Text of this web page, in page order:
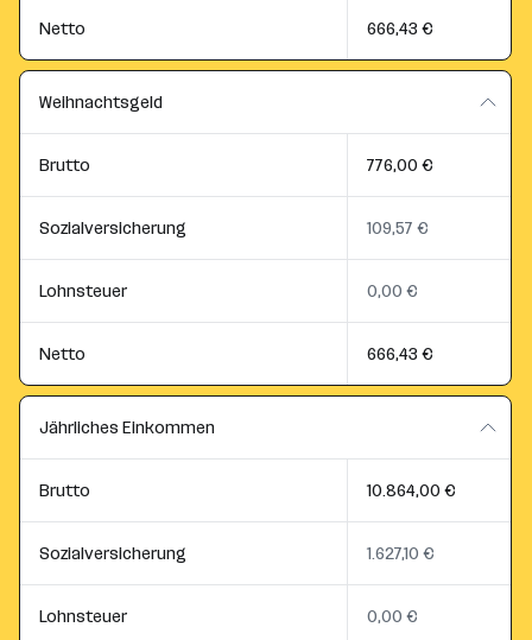
Netto 666,43 €
Weihnachtsgeld
Brutto 776,00 €
Sozialversicherung 109,57 €
Lohnsteuer 0,00 €
Netto 666,43 €
Jährliches Einkommen
Brutto 10.864,00 €
Sozialversicherung 1.627,10 €
Lohnsteuer 0,00 €